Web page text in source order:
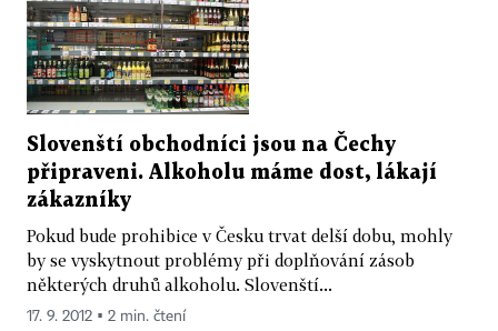
Slovenští obchodníci jsou na Čechy
připraveni. Alkoholu máme dost, lákají
zákazníky
Pokud bude prohibice v Česku trvat delší dobu, mohly
by se vyskytnout problémy při doplňování zásob
některých druhů alkoholu. Slovenští...
17. 9. 2012 ▪ 2 min. čtení